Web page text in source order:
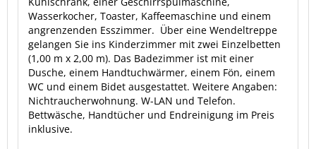
Wasserkocher, Toaster, Kaffeemaschine und einem
angrenzenden Esszimmer. Über eine Wendeltreppe
gelangen Sie ins Kinderzimmer mit zwei Einzelbetten
(1,00 m x 2,00 m). Das Badezimmer ist mit einer
Dusche, einem Handtuchwärmer, einem Fön, einem
WC und einem Bidet ausgestattet. Weitere Angaben:
Nichtraucherwohnung. W-LAN und Telefon.
Bettwäsche, Handtücher und Endreinigung im Preis
inklusive.